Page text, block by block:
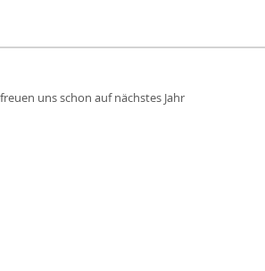
uns schon auf nächstes Jahr